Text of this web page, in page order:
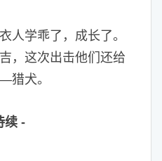
学乖了，成长了。
，这次出击他们还给
猎犬。
续 -